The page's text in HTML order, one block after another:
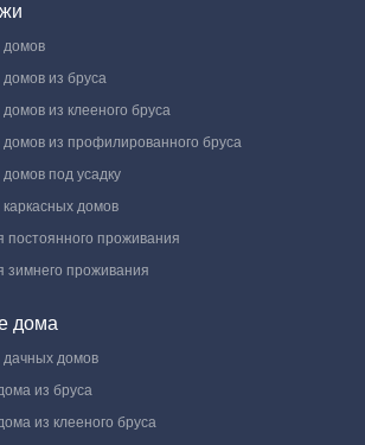
домов
из бруса
из клееного бруса
домов из профилированного бруса
под усадку
домов
постоянного проживания
зимнего проживания
дома
дачных домов
из бруса
из клееного бруса